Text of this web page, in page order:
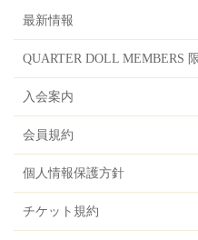
最新情報
QUARTER DOLL MEMBERS
入会案内
会員規約
個人情報保護方針
チケット規約